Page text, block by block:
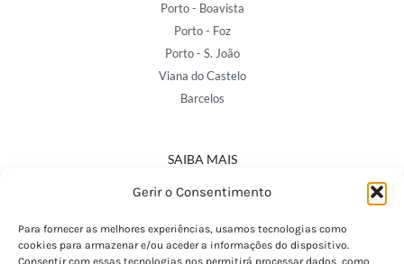
Gerir o Consentimento
Para fornecer as melhores experiências, usamos tecnologias como
cookies para armazenar e/ou aceder a informações do dispositivo.
Consentir com essas tecnologias nos permitirá processar dados, como
Porto - Boavista
Porto - Foz
Porto - S. João
Viana do Castelo
Barcelos
SAIBA MAIS
Política de Privacidade
Termos e Condições
Perguntas Frequentes